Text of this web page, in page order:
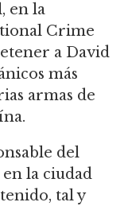
en la
Crime
a David
más
armas de
del
en la ciudad
tal y